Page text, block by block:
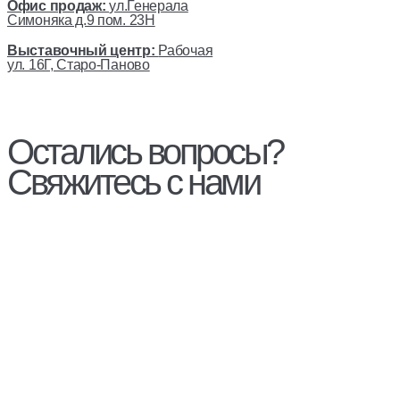
Офис продаж:ул.Генерала
Симоняка д.9 пом. 23Н
Выставочный центр: Рабочая
ул. 16Г, Старо-Паново
Остались вопросы?
Свяжитесь с нами